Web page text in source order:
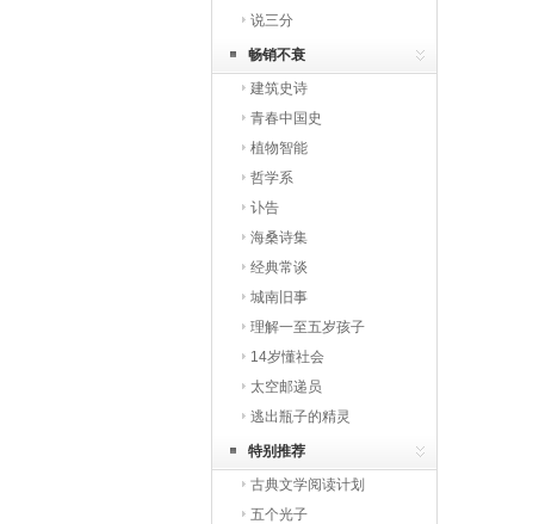
说三分
畅销不衰
建筑史诗
青春中国史
植物智能
哲学系
讣告
海桑诗集
经典常谈
城南旧事
理解一至五岁孩子
14岁懂社会
太空邮递员
逃出瓶子的精灵
特别推荐
古典文学阅读计划
五个光子